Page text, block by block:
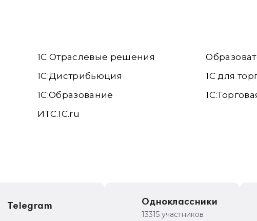
1С Отраслевые решения
1С:Дистрибьюция
1С:Образование
ИТС.1C.ru
1С для
Telegram Одноклассники
13315 участников